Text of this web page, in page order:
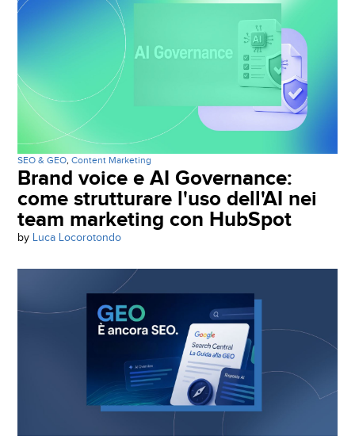
E-Commerce
Siti Web Mobile
iubenda Partner
SEO & GEO,Content Marketing
Brand voice e AI Governance:
come strutturare l'uso dell'AI nei
team marketing con HubSpot
by Luca Locorotondo